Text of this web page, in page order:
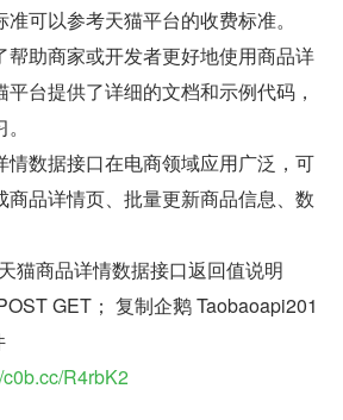
可以参考天猫平台的收费标准。
帮助商家或开发者更好地使用商品详
台提供了详细的文档和示例代码，
情数据接口在电商领域应用广泛，可
商品详情页、批量更新商品信息、数
猫商品详情数据接口返回值说明
GET； 复制企鹅 Taobaoapi201
c0b.cc/R4rbK2